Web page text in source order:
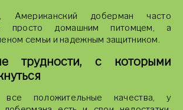
Американский доберман часто
просто домашним питомцем, а
семьи и надежным защитником.
трудности, с которыми
положительные качества, у